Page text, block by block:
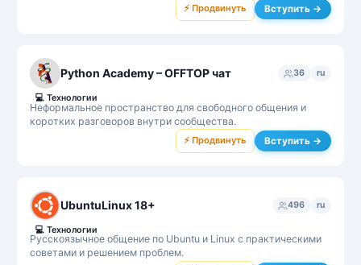
⚡ Продвинуть Вступить →
Python Academy – OFFTOP чат 36 ru
Неформальное пространство для свободного общения и
коротких разговоров внутри сообщества.
💻 Технологии
⚡ Продвинуть Вступить →
UbuntuLinux 18+ 496 ru
Русскоязычное общение по Ubuntu и Linux с практическими
советами и решением проблем.
💻 Технологии